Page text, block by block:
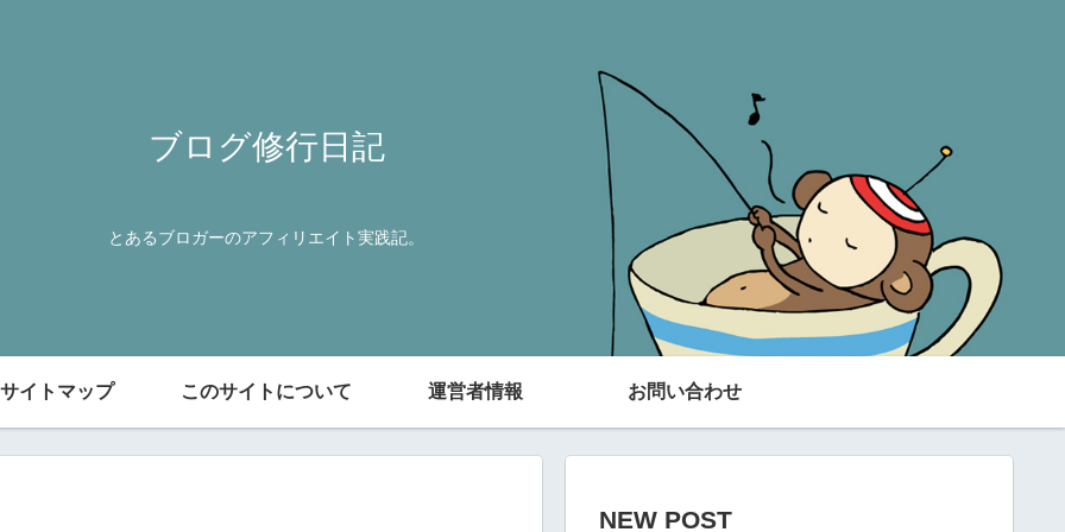
ブログ修行日記
とあるブロガーのアフィリエイト実践記。
サイトマップ このサイトについて 運営者情報 お問い合わせ
NEW POST